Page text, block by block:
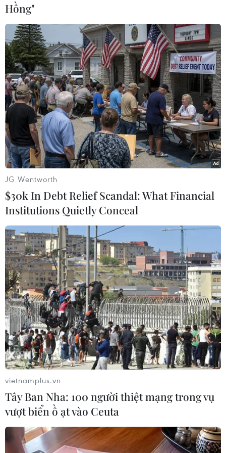
Chương trình ưu tiên các đối tượng yếu thế như
người có công, người cao tuổi, người khuyết tật,
hộ nghèo và cận nghèo.
Thông qua hoạt động khám sức khỏe định kỳ,
tỉnh Lai Châu hướng tới mục tiêu chuyển mạnh
từ tư duy chữa bệnh sang phòng bệnh, giúp
người dân chủ động chăm sóc sức khỏe, phát
hiện sớm các nguy cơ bệnh tật và giảm chi phí
điều trị. Kết quả khám sẽ được cập nhật vào hồ
sơ sức khỏe điện tử trên nền tảng VNeID, phục
vụ công tác quản lý, theo dõi sức khỏe lâu dài.
Phó Chủ tịch Thường trực Ủy ban Nhân dân tỉnh
Lai Châu đề nghị các cấp, ngành, địa phương
trong tỉnh tăng cường tuyên truyền, vận động
nhân dân tham gia khám sức khỏe; ngành y tế
huy động tối đa nguồn lực, nhân lực và trang
thiết bị, phấn đấu hoàn thành đợt khám sức
khỏe lần thứ nhất trước ngày 30/6/2026 và bảo
đảm 100% người dân trên địa bàn tỉnh được
khám sức khỏe ít nhất một lần trong năm.
Hồng"
JG Wentworth
$30k In Debt Relief Scandal: What Financial
Institutions Quietly Conceal
vietnamplus.vn
Tây Ban Nha: 100 người thiệt mạng trong vụ
vượt biển ồ ạt vào Ceuta